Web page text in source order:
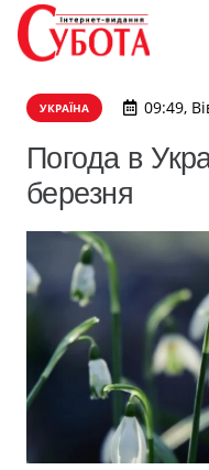
УКРАЇНА 09:49,
Погода в
березня